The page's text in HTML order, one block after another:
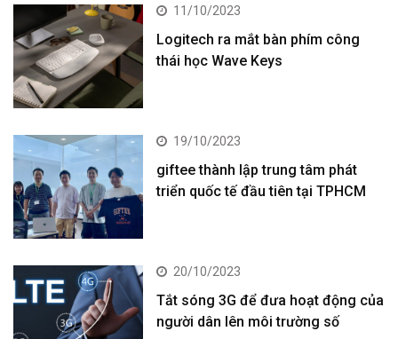
11/10/2023
Logitech ra mắt bàn phím công
thái học Wave Keys
19/10/2023
giftee thành lập trung tâm phát
triển quốc tế đầu tiên tại TPHCM
20/10/2023
Tắt sóng 3G để đưa hoạt động của
người dân lên môi trường số